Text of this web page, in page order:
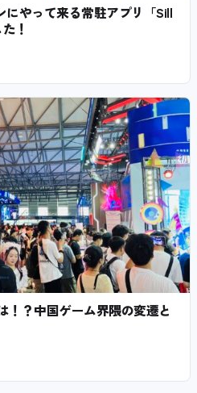
やって来る常駐アプリ「Sill
！
！？中国ゲーム界隈の変遷と